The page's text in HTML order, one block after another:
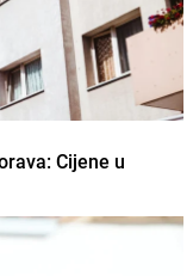
Cijene u